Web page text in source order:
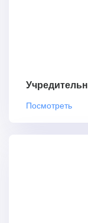
Посмотреть